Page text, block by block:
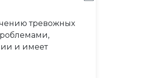
тревожных
и имеет